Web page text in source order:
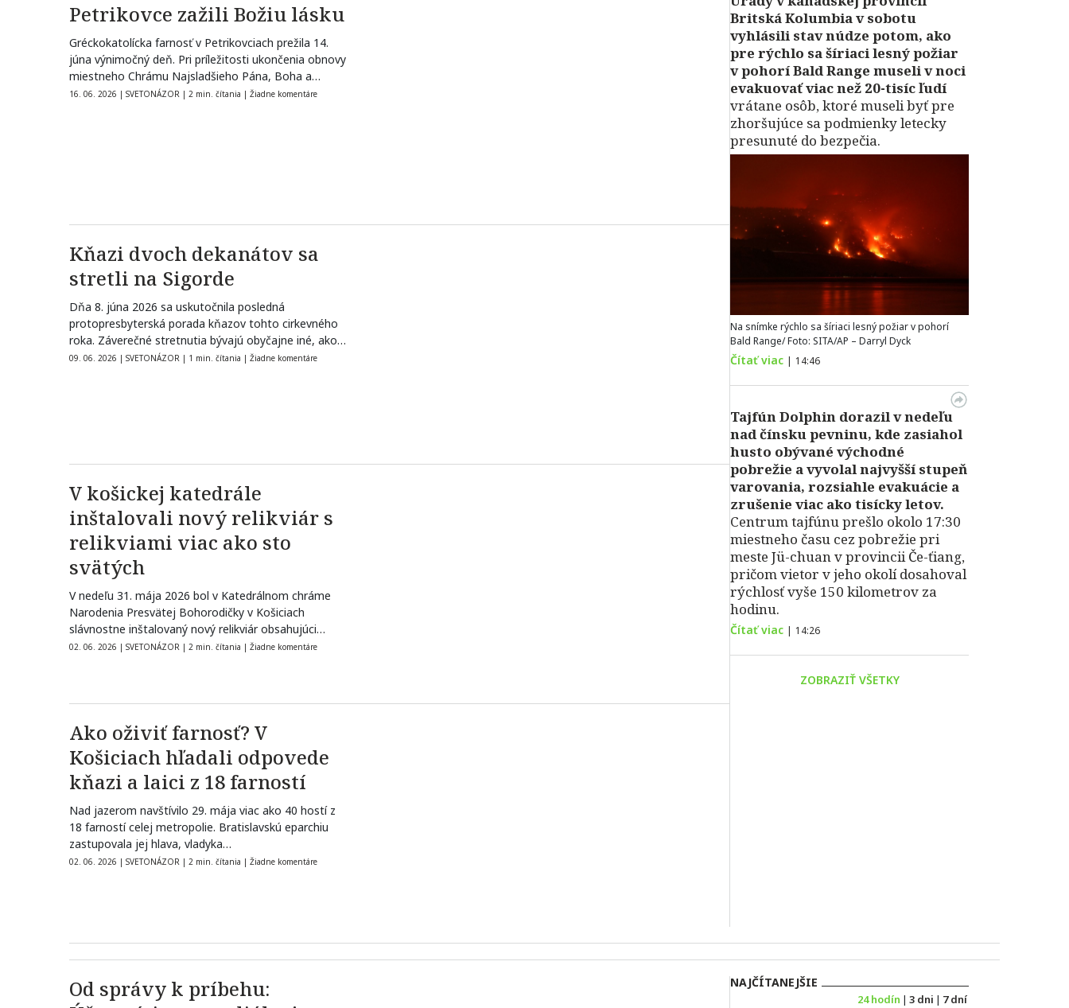
Petrikovce zažili Božiu lásku
Gréckokatolícka farnosť v Petrikovciach prežila 14.
júna výnimočný deň. Pri príležitosti ukončenia obnovy
miestneho Chrámu Najsladšieho Pána, Boha a
Spasiteľa…
16. 06. 2026 | SVETONÁZOR | 2 min. čítania | Žiadne komentáre
Kňazi dvoch dekanátov sa
stretli na Sigorde
Dňa 8. júna 2026 sa uskutočnila posledná
protopresbyterská porada kňazov tohto cirkevného
roka. Záverečné stretnutia bývajú obyčajne iné, ako
„tradičné“.…
09. 06. 2026 | SVETONÁZOR | 1 min. čítania | Žiadne komentáre
V košickej katedrále
inštalovali nový relikviár s
relikviami viac ako sto
svätých
V nedeľu 31. mája 2026 bol v Katedrálnom chráme
Narodenia Presvätej Bohorodičky v Košiciach
slávnostne inštalovaný nový relikviár obsahujúci
relikvie…
02. 06. 2026 | SVETONÁZOR | 2 min. čítania | Žiadne komentáre
Ako oživiť farnosť? V
Košiciach hľadali odpovede
kňazi a laici z 18 farností
Nad jazerom navštívilo 29. mája viac ako 40 hostí z
18 farností celej metropolie. Bratislavskú eparchiu
zastupovala jej hlava, vladyka…
02. 06. 2026 | SVETONÁZOR | 2 min. čítania | Žiadne komentáre
Britská Kolumbia v sobotu
vyhlásili stav núdze potom, ako
pre rýchlo sa šíriaci lesný požiar
v pohorí Bald Range museli v noci
evakuovať viac než 20-tisíc ľudí
vrátane osôb, ktoré museli byť pre
zhoršujúce sa podmienky letecky
presunuté do bezpečia.
Na snímke rýchlo sa šíriaci lesný požiar v pohorí
Bald Range/ Foto: SITA/AP – Darryl Dyck
Čítať viac | 14:46
Tajfún Dolphin dorazil v nedeľu
nad čínsku pevninu, kde zasiahol
husto obývané východné
pobrežie a vyvolal najvyšší stupeň
varovania, rozsiahle evakuácie a
zrušenie viac ako tisícky letov.
Centrum tajfúnu prešlo okolo 17:30
miestneho času cez pobrežie pri
meste Jü-chuan v provincii Če-ťiang,
pričom vietor v jeho okolí dosahoval
rýchlosť vyše 150 kilometrov za
hodinu.
Čítať viac | 14:26
ZOBRAZIŤ VŠETKY
Od správy k príbehu:
NAJČÍTANEJŠIE
24 hodín | 3 dni | 7 dní